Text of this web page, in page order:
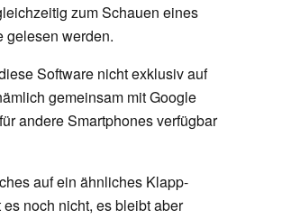
zum Schauen eines
gelesen werden.
Software nicht exklusiv auf
gemeinsam mit Google
andere Smartphones verfügbar
auf ein ähnliches Klapp-
noch nicht, es bleibt aber